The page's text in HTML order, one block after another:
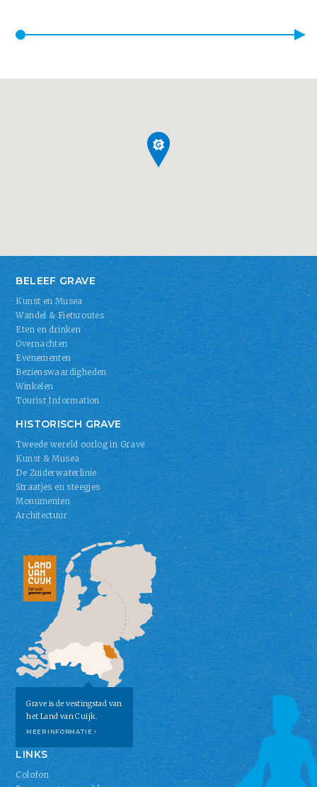
BELEEF GRAVE
Kunst en Musea
Wandel & Fietsroutes
Eten en drinken
Overnachten
Evenementen
Bezienswaardigheden
Winkelen
Tourist Information
HISTORISCH GRAVE
Tweede wereld oorlog in Grave
Kunst & Musea
De Zuiderwaterlinie
Straatjes en steegjes
Monumenten
Architectuur
Grave is de vestingstad van
het Land van Cuijk.
MEER INFORMATIE ›
LINKS
Colofon